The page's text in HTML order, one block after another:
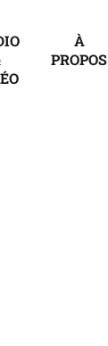
À
PROPOS